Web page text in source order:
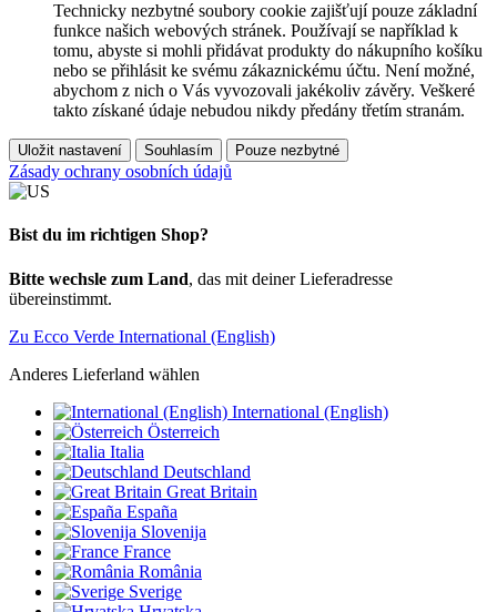
Technicky nezbytné soubory cookie zajišťují pouze základní
funkce našich webových stránek. Používají se například k
tomu, abyste si mohli přidávat produkty do nákupního košíku
nebo se přihlásit ke svému zákaznickému účtu. Není možné,
abychom z nich o Vás vyvozovali jakékoliv závěry. Veškeré
takto získané údaje nebudou nikdy předány třetím stranám.
Uložit nastavení Souhlasím Pouze nezbytné
Zásady ochrany osobních údajů
Bist du im richtigen Shop?
Bitte wechsle zum Land, das mit deiner Lieferadresse
übereinstimmt.
Zu Ecco Verde International (English)
Anderes Lieferland wählen
International (English)
Österreich
Italia
Deutschland
Great Britain
España
Slovenija
France
România
Sverige